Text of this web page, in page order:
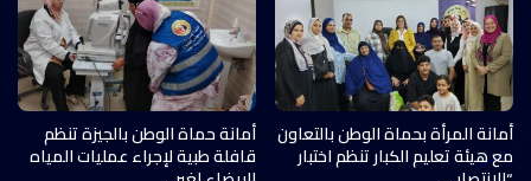
أمانة المرأة بحماة الوطن بالتعاون
مع هيئة تعليم الكبار تنظم اختبار
أمانة حماة الوطن بالجيزة تنظم
قافلة طبية لإجراء عمليات المياه